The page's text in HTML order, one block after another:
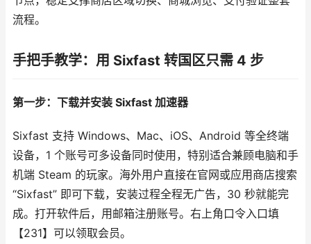
流程。
手把手教学：用 Sixfast 转国区只需 4 步​
第一步：下载并安装 Sixfast 加速器
Sixfast 支持 Windows、Mac、iOS、Android 等全终端
设备，1 个账号可多设备同时使用，特别适合兼顾电脑和手
机端 Steam 的玩家。海外用户直接在官网或应用商店搜索
“Sixfast” 即可下载，安装过程全程无广告，30 秒就能完
成。打开软件后，用邮箱注册账号。​右上角口令入口填
【231】可以领取会员。